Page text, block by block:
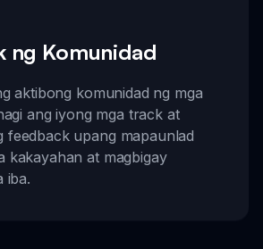
ng Komunidad
aktibong komunidad ng mga
ang iyong mga track at
feedback upang mapaunlad
kakayahan at magbigay
iba.